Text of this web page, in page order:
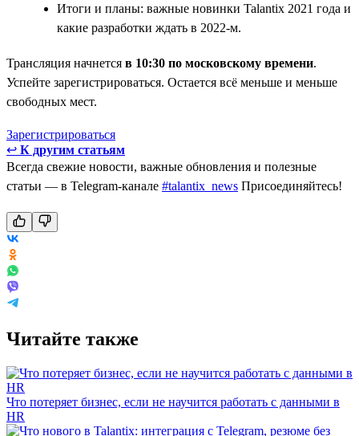
Итоги и планы: важные новинки Talantix 2021 года и
какие разработки ждать в 2022-м.
Трансляция начнется в 10:30 по московскому времени.
Успейте зарегистрироваться. Остается всё меньше и меньше
свободных мест.
Зарегистрироваться
↩ К другим статьям
Всегда свежие новости, важные обновления и полезные
статьи — в Telegram-канале #talantix_news Присоединяйтесь!
Читайте также
Что потеряет бизнес, если не научится работать с данными в
HR